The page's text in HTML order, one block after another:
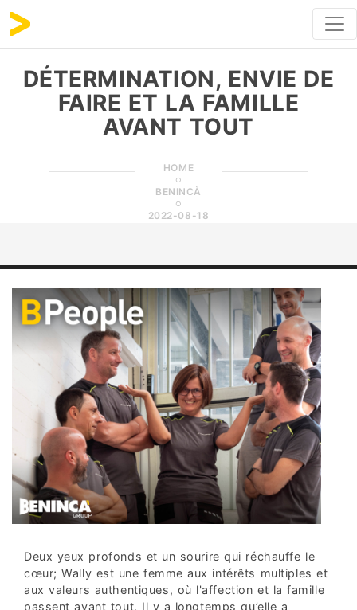
DÉTERMINATION, ENVIE DE
FAIRE ET LA FAMILLE
AVANT TOUT
HOME
BENINCÀ
2022-08-18
Deux yeux profonds et un sourire qui réchauffe le
cœur; Wally est une femme aux intérêts multiples et
aux valeurs authentiques, où l'affection et la famille
passent avant tout. Il y a longtemps qu’elle a